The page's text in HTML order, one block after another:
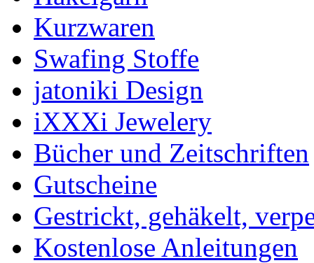
Kurzwaren
Swafing Stoffe
jatoniki Design
iXXXi Jewelery
Bücher und Zeitschriften
Gutscheine
Gestrickt, gehäkelt,
Kostenlose Anleitungen